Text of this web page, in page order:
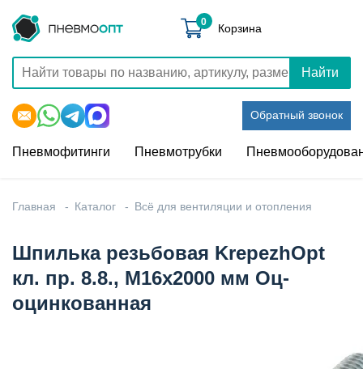
Найти
Обратный звонок
0 Корзина
Пневмофитинги Пневмотрубки
Главная Каталог Всё для вентиляции и отопления
Шпилька резьбовая KrepezhOpt
кл. пр. 8.8., М16х2000 мм Оц-
оцинкованная